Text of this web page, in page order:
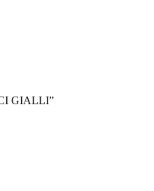
GIALLI”